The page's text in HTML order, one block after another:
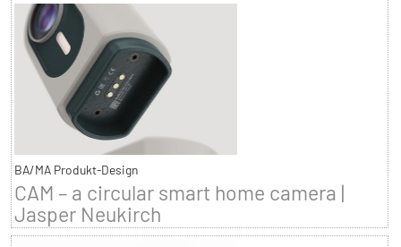
BA/MA Produkt-Design
CAM – a circular smart home camera |
Jasper Neukirch